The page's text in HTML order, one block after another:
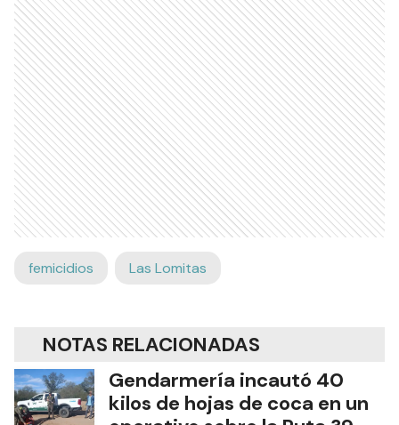
femicidios Las Lomitas
NOTAS RELACIONADAS
Gendarmería incautó 40
kilos de hojas de coca en un